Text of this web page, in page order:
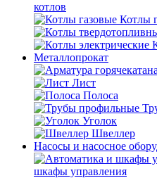
котлов
Котлы
Металлопрокат
Лист
Полоса
Уголок
Швеллер
Насосы и насосное
шкафы управления